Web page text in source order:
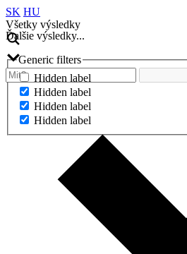
SK HU
Všetky výsledky
Ďalšie výsledky...
Generic filters
Hidden label
Hidden label
Hidden label
Hidden label